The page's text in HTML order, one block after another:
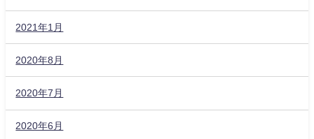
2021年1月
2020年8月
2020年7月
2020年6月